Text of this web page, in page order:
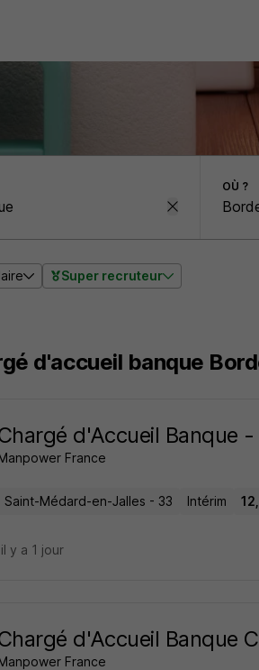
OÙ ?
Super recruteur
d'accueil banque
d'Accueil Banque
France
Saint-Médard-en-Jalles - 33 Intérim
il y a 1 jour
d'Accueil Banque
France